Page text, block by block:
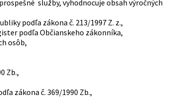
služby, vyhodnocuje obsah výročných
podľa zákona č. 213/1997 Z. z.,
podľa Občianskeho zákonníka,
osôb,
Zb.,
zákona č. 369/1990 Zb.,